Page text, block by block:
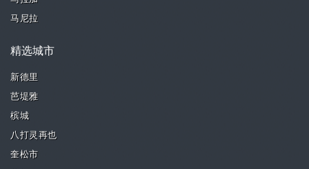
马尼拉
精选城市
新德里
芭堤雅
槟城
八打灵再也
奎松市